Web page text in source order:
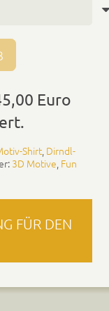
Euro
Shirt, Dirndl-
3D Motive, Fun
FÜR DEN